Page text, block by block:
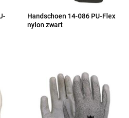
Handschoen 14-086 PU-Flex
nylon zwart